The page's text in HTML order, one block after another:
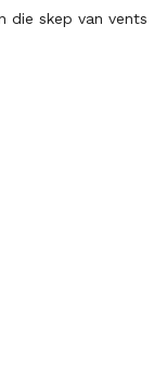
die skep van vents